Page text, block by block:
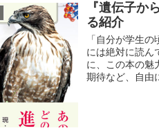
『遺伝子か
る紹介
「自分が学生
には絶対に読ん
に、この本の魅
期待など、自由